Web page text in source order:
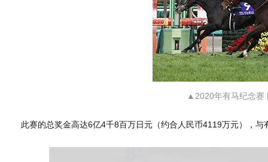
▲2020年有马纪念赛
此赛的总奖金高达6亿4千8百万日元（约合人民币4119万元），与